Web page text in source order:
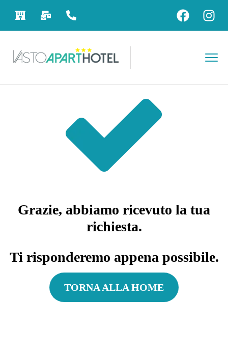
Grazie, abbiamo ricevuto la tua
richiesta.
Ti risponderemo appena possibile.
TORNA ALLA HOME